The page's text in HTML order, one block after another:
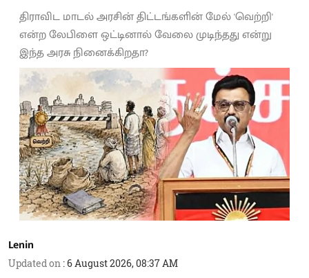
திராவிட மாடல் அரசின் திட்டங்களின் மேல் 'வெற்றி'
என்ற லேபிளை ஒட்டினால் வேலை முடிந்தது என்று
இந்த அரசு நினைக்கிறதா?
Lenin
Updated on :6 August 2026, 08:37 AM